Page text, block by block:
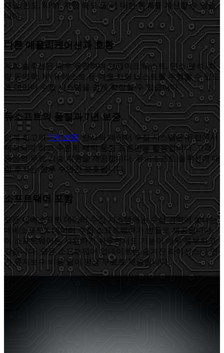
채널(온도, RPM, 차량 속도 등)에 대한 통계를 계산할 수 있습
니다.
다른 애플리케이션과 호환
저희 솔루션은 매우 유연하며 브레이크 테스트, 연소 분석, 차
량 동역학, NVH 테스트 등 다른 차량 테스트를 수행할 수 있도
록 데이터 수집 시스템을 쉽게 확장할 수 있습니다.
듀소프트의 품질과 7년 보증
업계 최고의7년 보증. 당사의 데이터 수집 시스템은 유럽에서
제작되며 최고 수준의 제작 품질 표준만을 활용합니다. 고객
중심의 무료 기술 지원을 제공합니다. 듀이소프트 솔루션에 대
한 투자는 향후 수년간 보호됩니다.
소프트웨어 포함
모든 데베소프트 데이터 수집 시스템에는 수상 경력에 빛나는
데베소프트X 데이터 수집 소프트웨어가 번들로 제공됩니다.
이 소프트웨어는 사용하기 쉬우면서도 기능이 매우 풍부하고
깊습니다. 모든 소프트웨어 업데이트는 숨겨진 라이선스나 연
간 유지보수 비용 없이 평생 무료로 제공됩니다.